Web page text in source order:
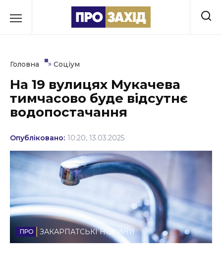
до
Культура
Освіта
Події
Політика
Спорт
Стиль життя
Головна » Соціум
На 19 вулицях Мукачева
тимчасово буде відсутнє
водопостачання
Опубліковано: 10:20, 13.03.2025
ЗАКАРПАТСЬКІ НОВИНИ